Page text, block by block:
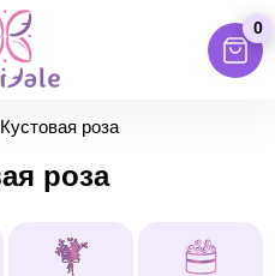
0
Кустовая роза
роза